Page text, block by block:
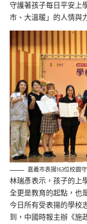
守護著孩子每日平安上
市、大溫暖」的人情與
嘉義市表揚163位校園
林瑞彥表示，孩子的上
全更是教育的起點，也
今日所有受表揚的學校
到，中國時報主辦《施